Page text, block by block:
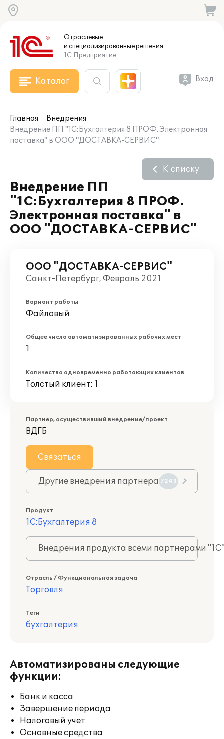
Отраслевые
и специализированныерешения
1С:Предприятие
Каталог Вход
Главная
Внедрения
Внедрение ПП "1С:Бухгалтерия 8 ПРОФ. Электронная
поставка" в ООО "ДОСТАВКА-СЕРВИС"
Внедрение ПП
"1С:Бухгалтерия 8 ПРОФ.
Электронная поставка" в
ООО "ДОСТАВКА-СЕРВИС"
К списку
ООО "ДОСТАВКА-СЕРВИС"
Санкт-Петербург, Февраль 2021
Вариант работы
Файловый
Общее число автоматизированных рабочих мест
1
Количество одновременно работающих клиентов
Толстый клиент: 1
Партнер, осуществивший внедрение/проект
ВДГБ
Связаться
Другие внедрения партнера 7243
Продукт
1С:Бухгалтерия 8
Внедрения продукта всеми партнерами
Отрасль / Функциональная задача
Торговля
Теги
бухгалтерия
Автоматизированы следующие
функции:
Банк и касса
Завершение периода
Налоговый учет
Основные средства